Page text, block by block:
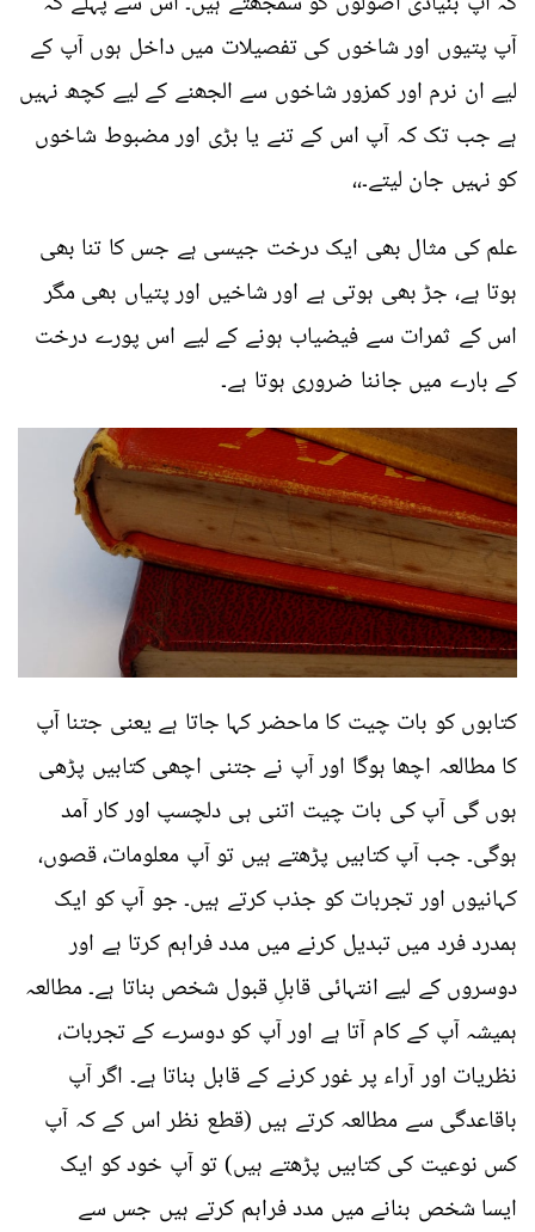
آپ پتیوں اور شاخوں کی تفصیلات میں داخل ہوں آپ کے
لیے ان نرم اور کمزور شاخوں سے الجھنے کے لیے کچھ نہیں
ہے جب تک کہ آپ اس کے تنے یا بڑی اور مضبوط شاخوں
کو نہیں جان لیتے۔،،
علم کی مثال بھی ایک درخت جیسی ہے جس کا تنا بھی
ہوتا ہے، جڑ بھی ہوتی ہے اور شاخیں اور پتیاں بھی مگر
اس کے ثمرات سے فیضیاب ہونے کے لیے اس پورے درخت
کے بارے میں جاننا ضروری ہوتا ہے۔
کتابوں کو بات چیت کا ماحضر کہا جاتا ہے یعنی جتنا آپ
کا مطالعہ اچھا ہوگا اور آپ نے جتنی اچھی کتابیں پڑھی
ہوں گی آپ کی بات چیت اتنی ہی دلچسپ اور کار آمد
ہوگی۔ جب آپ کتابیں پڑھتے ہیں تو آپ معلومات، قصوں،
کہانیوں اور تجربات کو جذب کرتے ہیں۔ جو آپ کو ایک
ہمدرد فرد میں تبدیل کرنے میں مدد فراہم کرتا ہے اور
دوسروں کے لیے انتہائی قابلِ قبول شخص بناتا ہے۔ مطالعہ
ہمیشہ آپ کے کام آتا ہے اور آپ کو دوسرے کے تجربات،
نظریات اور آراء پر غور کرنے کے قابل بناتا ہے۔ اگر آپ
باقاعدگی سے مطالعہ کرتے ہیں (قطع نظر اس کے کہ آپ
کس نوعیت کی کتابیں پڑھتے ہیں) تو آپ خود کو ایک
ایسا شخص بنانے میں مدد فراہم کرتے ہیں جس سے